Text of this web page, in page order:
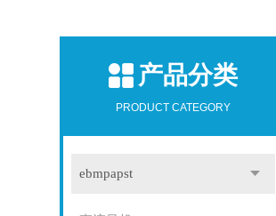
产品分类
PRODUCT CATEGORY
ebmpapst